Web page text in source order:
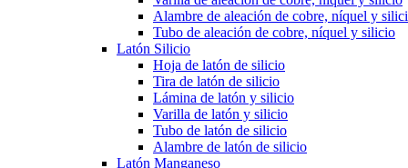
Alambre de aleación de cobre, níquel y
Tubo de aleación de cobre, níquel y silicio
Latón Silicio
Hoja de latón de silicio
Tira de latón de silicio
Lámina de latón y silicio
Varilla de latón y silicio
Tubo de latón de silicio
Alambre de latón de silicio
Latón Manganeso